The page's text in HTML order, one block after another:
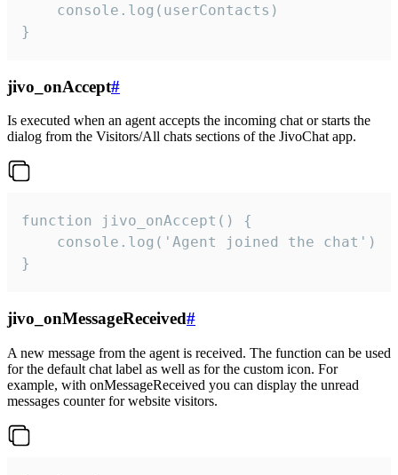
    console.log(userContacts)
}
jivo_onAccept#
Is executed when an agent accepts the incoming chat or starts the
dialog from the Visitors/All chats sections of the JivoChat app.
function jivo_onAccept() {
}
jivo_onMessageReceived#
A new message from the agent is received. The function can be used
for the default chat label as well as for the custom icon. For
example, with onMessageReceived you can display the unread
messages counter for website visitors.